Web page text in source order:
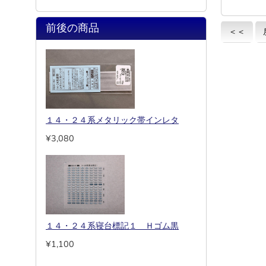
＜＜
前後の商品
１４・２４系メタリック帯インレタ
¥3,080
１４・２４系寝台標記１ Ｈゴム黒
¥1,100